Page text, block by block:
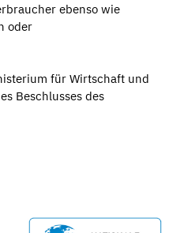
ebenso wie
oder
für Wirtschaft und
Beschlusses des